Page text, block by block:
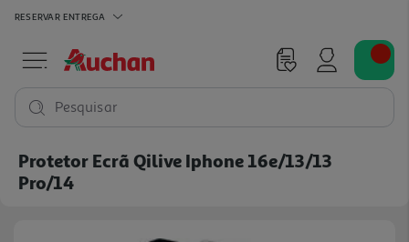
RESERVAR ENTREGA
Pesquisar
Protetor Ecrã Qilive Iphone 16e/13/13
Pro/14